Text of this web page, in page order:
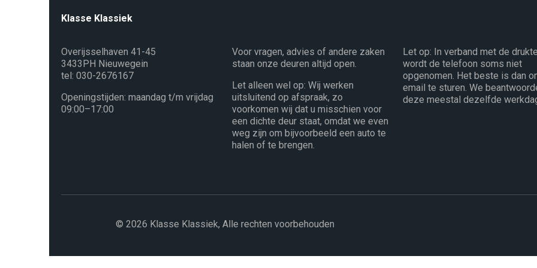
Klasse Klassiek
Overijsselhaven 41-45
3433PH Nieuwegein
tel: 030-2676167
Openingstijden: maandag t/m vrijdag
09:00–17:00
Voor vragen, advies of andere zaken
staan onze deuren altijd open.
Let alleen wel op: Wij werken
uitsluitend op afspraak, zo
voorkomen wij dat u misschien voor
een dichte deur staat, omdat we even
weg zijn om bijvoorbeeld een auto te
halen of te brengen.
Let op: In verband met de drukte
wordt de telefoon soms niet
opgenomen. Het beste is dan
email te sturen. We
deze meestal dezelfde
© 2026 Klasse Klassiek, Alle rechten voorbehouden